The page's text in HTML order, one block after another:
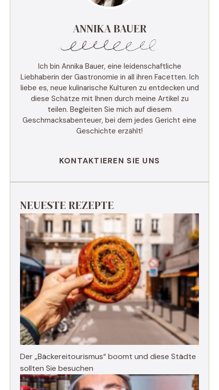
ANNIKA BAUER
Ich bin Annika Bauer, eine leidenschaftliche
Liebhaberin der Gastronomie in all ihren Facetten. Ich
liebe es, neue kulinarische Kulturen zu entdecken und
diese Schätze mit Ihnen durch meine Artikel zu
teilen. Begleiten Sie mich auf diesem
Geschmacksabenteuer, bei dem jedes Gericht eine
Geschichte erzählt!
KONTAKTIEREN SIE UNS
NEUESTE REZEPTE
Der „Bäckereitourismus“ boomt und diese Städte
sollten Sie besuchen